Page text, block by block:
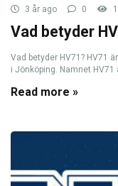
3 år ago 0
Vad betyder
Vad betyder HV71? HV71
i Jönköping. Namnet HV71
Read more »